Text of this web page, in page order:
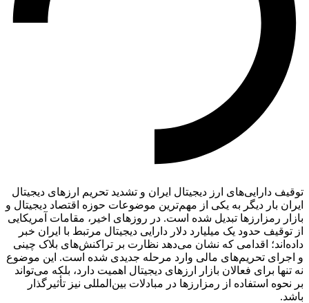
توقیف دارایی‌های ارز دیجیتال ایران و تشدید تحریم ارزهای دیجیتال
ایران بار دیگر به یکی از مهم‌ترین موضوعات حوزه اقتصاد دیجیتال و
بازار رمزارزها تبدیل شده است. در روزهای اخیر، مقامات آمریکایی
از توقیف حدود یک میلیارد دلار دارایی دیجیتال مرتبط با ایران خبر
داده‌اند؛ اقدامی که نشان می‌دهد نظارت بر تراکنش‌های بلاک چینی
و اجرای تحریم‌های مالی وارد مرحله جدیدی شده است. این موضوع
نه تنها برای فعالان بازار ارزهای دیجیتال اهمیت دارد، بلکه می‌تواند
بر نحوه استفاده از رمزارزها در مبادلات بین‌المللی نیز تأثیرگذار
باشد.